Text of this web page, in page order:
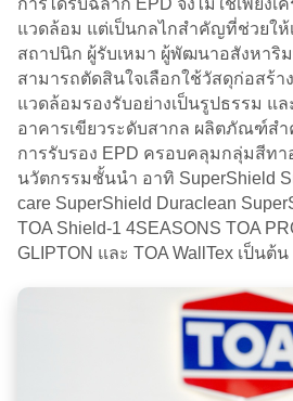
แวดล้อม แต่เป็นกลไกสำคัญที่ช่วยให้
สถาปนิก ผู้รับเหมา ผู้พัฒนาอสังหาริ
สามารถตัดสินใจเลือกใช้วัสดุก่อสร้
แวดล้อมรองรับอย่างเป็นรูปธรรม แ
อาคารเขียวระดับสากล ผลิตภัณฑ์ส
การรับรอง EPD ครอบคลุมกลุ่มสีท
นวัตกรรมชั้นนำ อาทิ SuperShield
care SuperShield Duraclean
TOA Shield-1 4SEASONS TOA
GLIPTON และ TOA WallTex เป็นต้น